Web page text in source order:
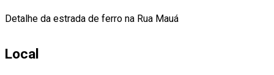
Detalhe da estrada de ferro na Rua Mauá
Local